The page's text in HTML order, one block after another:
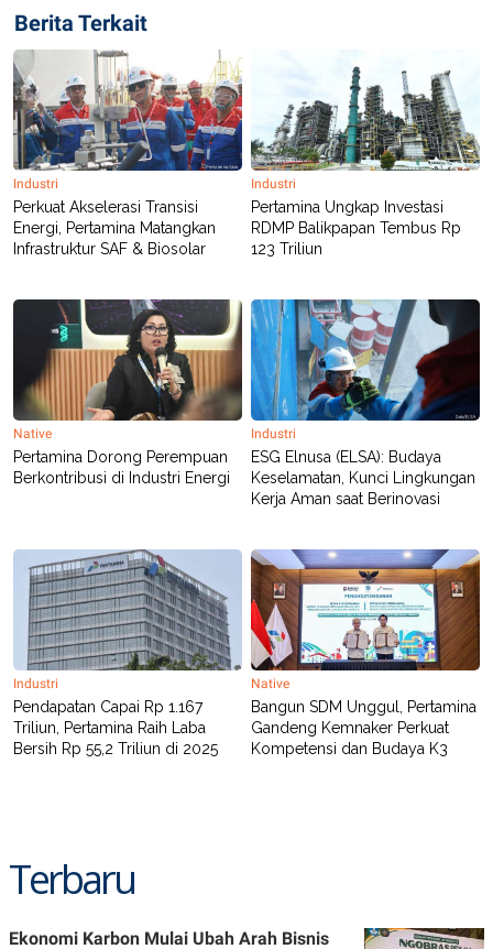
Berita Terkait
Industri
Perkuat Akselerasi Transisi
Energi, Pertamina Matangkan
Infrastruktur SAF & Biosolar
Industri
Pertamina Ungkap Investasi
RDMP Balikpapan Tembus Rp
123 Triliun
Native
Pertamina Dorong Perempuan
Berkontribusi di Industri Energi
Industri
ESG Elnusa (ELSA): Budaya
Keselamatan, Kunci Lingkungan
Kerja Aman saat Berinovasi
Industri
Pendapatan Capai Rp 1.167
Triliun, Pertamina Raih Laba
Bersih Rp 55,2 Triliun di 2025
Native
Bangun SDM Unggul, Pertamina
Gandeng Kemnaker Perkuat
Kompetensi dan Budaya K3
Terbaru
Ekonomi Karbon Mulai Ubah Arah Bisnis